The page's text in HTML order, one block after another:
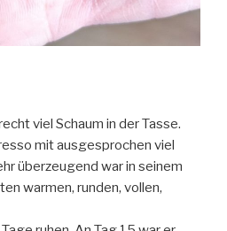
viel Schaum in der Tasse.
mit ausgesprochen viel
überzeugend war in seinem
warmen, runden, vollen,